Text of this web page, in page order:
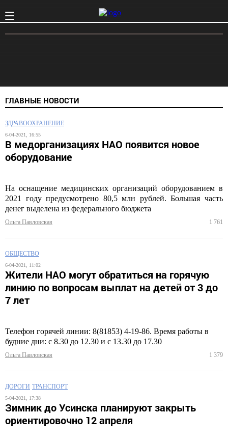
ГЛАВНЫЕ НОВОСТИ
ЗДРАВООХРАНЕНИЕ
6-04-2021, 16:55
В медорганизациях НАО появится новое
оборудование
На оснащение медицинских организаций оборудованием в
2021 году предусмотрено 80,5 млн рублей. Большая часть
денег выделена из федерального бюджета
Ольга Павловская 1 761
ОБЩЕСТВО
6-04-2021, 11:02
Жители НАО могут обратиться на горячую
линию по вопросам выплат на детей от 3 до
7 лет
Телефон горячей линии: 8(81853) 4-19-86. Время работы в
будние дни: с 8.30 до 12.30 и с 13.30 до 17.30
Ольга Павловская 1 379
ДОРОГИ ТРАНСПОРТ
5-04-2021, 17:38
Зимник до Усинска планируют закрыть
ориентировочно 12 апреля